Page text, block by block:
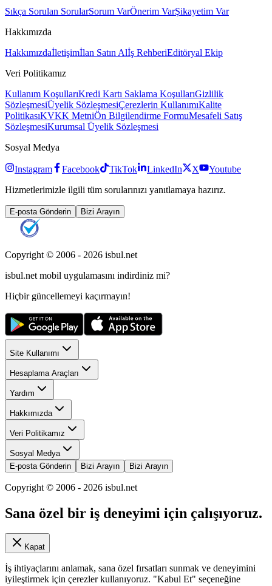
Sıkça Sorulan SorularSorum VarÖnerim VarŞikayetim Var
Hakkımızda
Hakkımızdaİletişimİlan Satın Alİş RehberiEditöryal Ekip
Veri Politikamız
Kullanım KoşullarıKredi Kartı Saklama KoşullarıGizlilik
SözleşmesiÜyelik SözleşmesiÇerezlerin KullanımıKalite
PolitikasıKVKK MetniÖn Bilgilendirme FormuMesafeli Satış
SözleşmesiKurumsal Üyelik Sözleşmesi
Sosyal Medya
Instagram Facebook TikTok LinkedIn X
Youtube
Hizmetlerimizle ilgili tüm sorularınızı yanıtlamaya hazırız.
E-posta Gönderin Bizi Arayın
Copyright © 2006 - 2026 isbul.net
isbul.net mobil uygulamasını indirdiniz mi?
Hiçbir güncellemeyi kaçırmayın!
Site Kullanımı
Hesaplama Araçları
Yardım
Hakkımızda
Veri Politikamız
Sosyal Medya
E-posta Gönderin
Bizi Arayın Bizi Arayın
Copyright © 2006 - 2026 isbul.net
Sana özel bir iş deneyimi için çalışıyoruz.
Kapat
İş ihtiyaçlarını anlamak, sana özel fırsatları sunmak ve deneyimini
iyileştirmek için çerezler kullanıyoruz. "Kabul Et" seçeneğine